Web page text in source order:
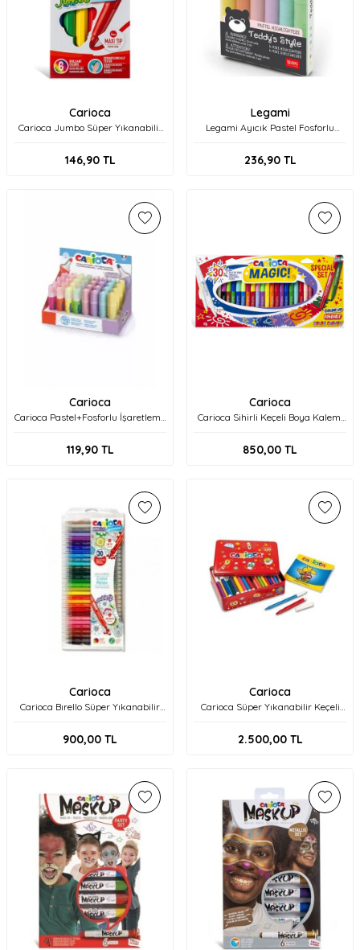
Carioca
Carioca Jumbo Süper Yıkanabilir
146,90TL
Legami
Legami Ayıcık Pastel Fosforlu
236,90TL
Carioca
Carioca Pastel+Fosforlu İşaretleme
119,90TL
Carioca
Carioca Sihirli Keçeli Boya Kalemi
850,00 TL
Carioca
Carioca Bırello Süper Yıkanabilir
30'Lu 42841
900,00 TL
Carioca
Carioca Süper Yıkanabilir Keçeli
42736
2.500,00TL